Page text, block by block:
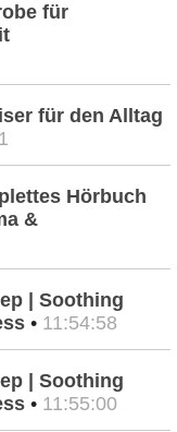
für
für den Alltag
Hörbuch
&
| Soothing
• 11:54:58
| Soothing
• 11:55:00